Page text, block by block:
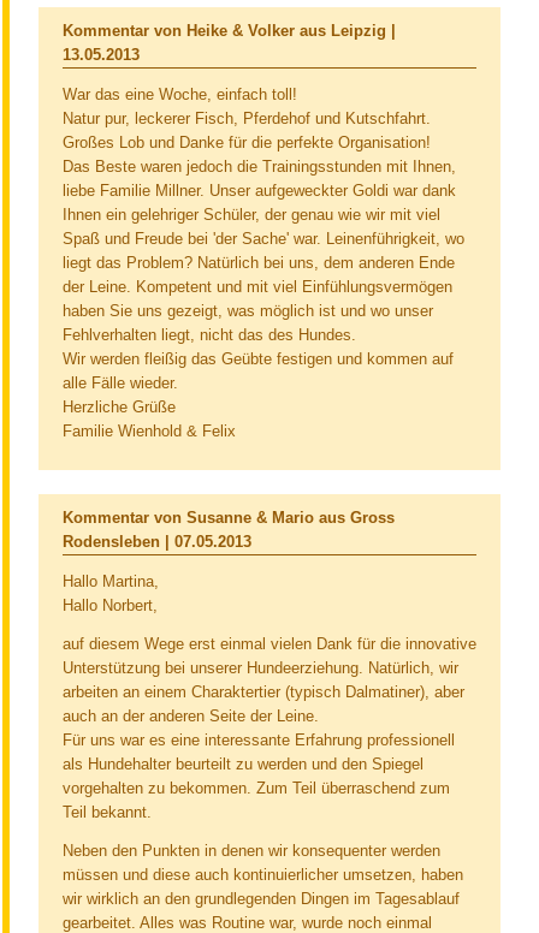
Kommentar von Heike & Volker aus Leipzig |
13.05.2013
War das eine Woche, einfach toll!
Natur pur, leckerer Fisch, Pferdehof und Kutschfahrt.
Großes Lob und Danke für die perfekte Organisation!
Das Beste waren jedoch die Trainingsstunden mit Ihnen,
liebe Familie Millner. Unser aufgeweckter Goldi war dank
Ihnen ein gelehriger Schüler, der genau wie wir mit viel
Spaß und Freude bei 'der Sache' war. Leinenführigkeit, wo
liegt das Problem? Natürlich bei uns, dem anderen Ende
der Leine. Kompetent und mit viel Einfühlungsvermögen
haben Sie uns gezeigt, was möglich ist und wo unser
Fehlverhalten liegt, nicht das des Hundes.
Wir werden fleißig das Geübte festigen und kommen auf
alle Fälle wieder.
Herzliche Grüße
Familie Wienhold & Felix
Kommentar von Susanne & Mario aus Gross
Rodensleben | 07.05.2013
Hallo Martina,
Hallo Norbert,
auf diesem Wege erst einmal vielen Dank für die innovative
Unterstützung bei unserer Hundeerziehung. Natürlich, wir
arbeiten an einem Charaktertier (typisch Dalmatiner), aber
auch an der anderen Seite der Leine.
Für uns war es eine interessante Erfahrung professionell
als Hundehalter beurteilt zu werden und den Spiegel
vorgehalten zu bekommen. Zum Teil überraschend zum
Teil bekannt.
Neben den Punkten in denen wir konsequenter werden
müssen und diese auch kontinuierlicher umsetzen, haben
wir wirklich an den grundlegenden Dingen im Tagesablauf
gearbeitet. Alles was Routine war, wurde noch einmal